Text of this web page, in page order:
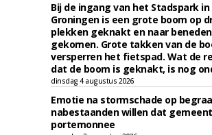
Bij de ingang van het Stadspark in
Groningen is een grote boom op
plekken geknakt en naar beneden
gekomen. Grote takken van de
versperren het fietspad. Wat de
dat de boom is geknakt, is nog
dinsdag 4 augustus 2026
Emotie na stormschade op
nabestaanden willen dat
portemonnee